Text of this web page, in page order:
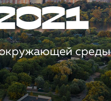
окружающей среды